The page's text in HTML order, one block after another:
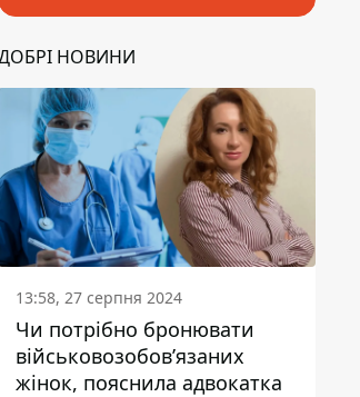
НОВИНИ
13:58, 27 серпня 2024
Чи потрібно бронювати
військовозобов’язаних
жінок, пояснила адвокатка